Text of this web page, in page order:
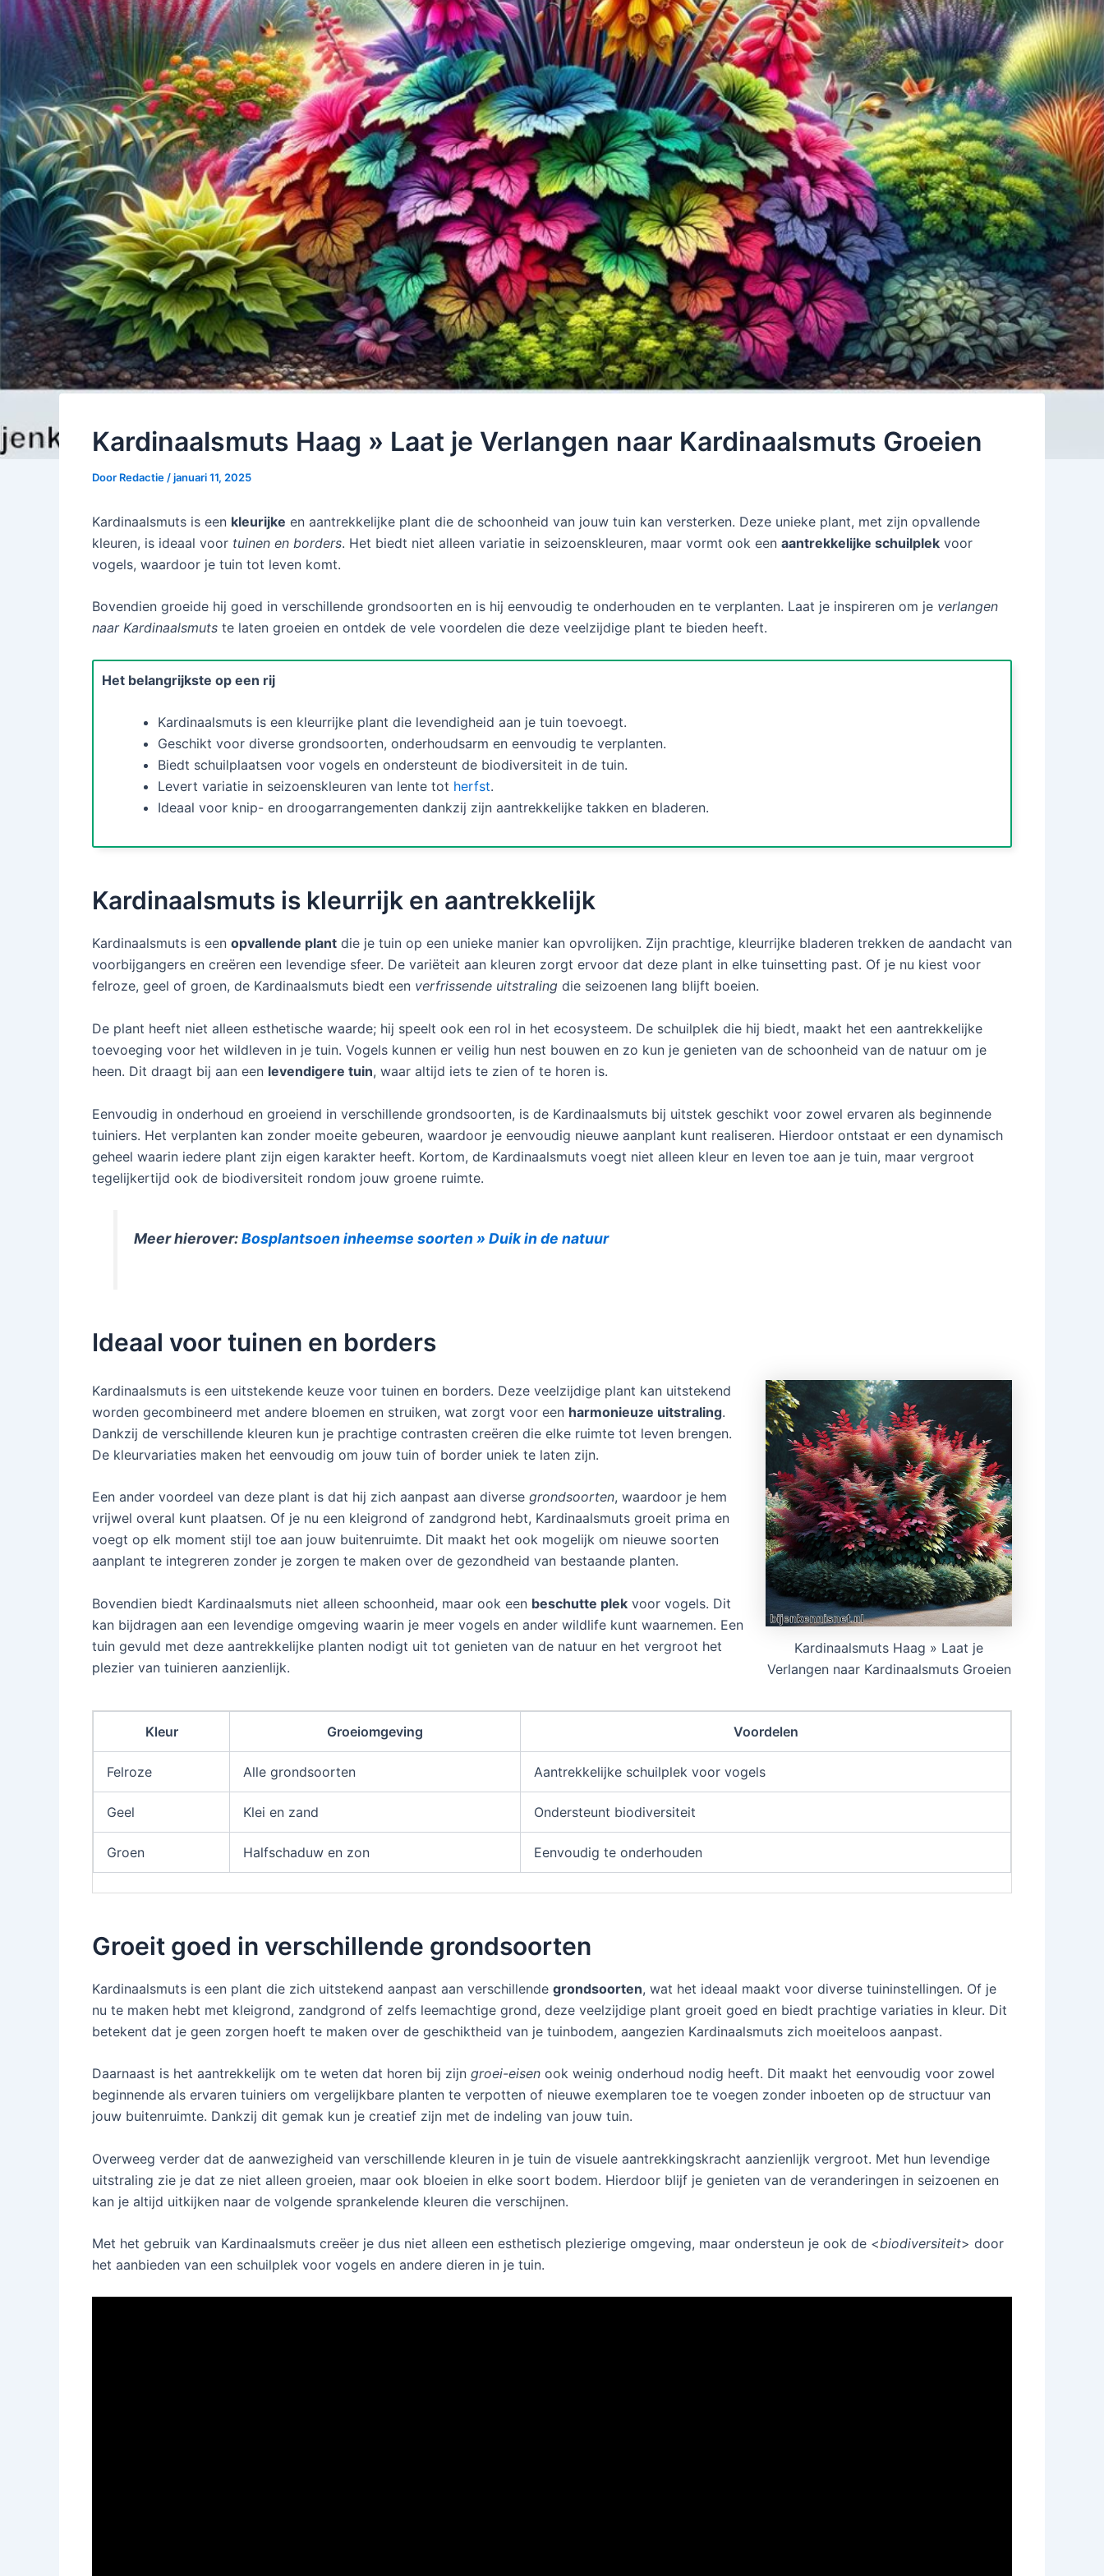
Kardinaalsmuts Haag » Laat je Verlangen naar Kardinaalsmuts Groeien
Door Redactie /januari 11, 2025
Kardinaalsmuts is een kleurijke en aantrekkelijke plant die de schoonheid van jouw tuin kan versterken. Deze unieke plant, met zijn opvallende
kleuren, is ideaal voor tuinen en borders. Het biedt niet alleen variatie in seizoenskleuren, maar vormt ook een aantrekkelijke schuilplek voor
vogels, waardoor je tuin tot leven komt.
Bovendien groeide hij goed in verschillende grondsoorten en is hij eenvoudig te onderhouden en te verplanten. Laat je inspireren om je verlangen
naar Kardinaalsmuts te laten groeien en ontdek de vele voordelen die deze veelzijdige plant te bieden heeft.
Het belangrijkste op een rij
Kardinaalsmuts is een kleurrijke plant die levendigheid aan je tuin toevoegt.
Geschikt voor diverse grondsoorten, onderhoudsarm en eenvoudig te verplanten.
Biedt schuilplaatsen voor vogels en ondersteunt de biodiversiteit in de tuin.
Levert variatie in seizoenskleuren van lente tot herfst.
Ideaal voor knip- en droogarrangementen dankzij zijn aantrekkelijke takken en bladeren.
Kardinaalsmuts is kleurrijk en aantrekkelijk
Kardinaalsmuts is een opvallende plant die je tuin op een unieke manier kan opvrolijken. Zijn prachtige, kleurrijke bladeren trekken de aandacht van
voorbijgangers en creëren een levendige sfeer. De variëteit aan kleuren zorgt ervoor dat deze plant in elke tuinsetting past. Of je nu kiest voor
felroze, geel of groen, de Kardinaalsmuts biedt een verfrissende uitstraling die seizoenen lang blijft boeien.
De plant heeft niet alleen esthetische waarde; hij speelt ook een rol in het ecosysteem. De schuilplek die hij biedt, maakt het een aantrekkelijke
toevoeging voor het wildleven in je tuin. Vogels kunnen er veilig hun nest bouwen en zo kun je genieten van de schoonheid van de natuur om je
heen. Dit draagt bij aan een levendigere tuin, waar altijd iets te zien of te horen is.
Eenvoudig in onderhoud en groeiend in verschillende grondsoorten, is de Kardinaalsmuts bij uitstek geschikt voor zowel ervaren als beginnende
tuiniers. Het verplanten kan zonder moeite gebeuren, waardoor je eenvoudig nieuwe aanplant kunt realiseren. Hierdoor ontstaat er een dynamisch
geheel waarin iedere plant zijn eigen karakter heeft. Kortom, de Kardinaalsmuts voegt niet alleen kleur en leven toe aan je tuin, maar vergroot
tegelijkertijd ook de biodiversiteit rondom jouw groene ruimte.
Meer hierover:Bosplantsoen inheemse soorten » Duik in de natuur
Ideaal voor tuinen en borders
Kardinaalsmuts Haag » Laat je
Verlangen naar Kardinaalsmuts Groeien
Kardinaalsmuts is een uitstekende keuze voor tuinen en borders. Deze veelzijdige plant kan uitstekend
worden gecombineerd met andere bloemen en struiken, wat zorgt voor een harmonieuze uitstraling.
Dankzij de verschillende kleuren kun je prachtige contrasten creëren die elke ruimte tot leven brengen.
De kleurvariaties maken het eenvoudig om jouw tuin of border uniek te laten zijn.
Een ander voordeel van deze plant is dat hij zich aanpast aan diverse grondsoorten, waardoor je hem
vrijwel overal kunt plaatsen. Of je nu een kleigrond of zandgrond hebt, Kardinaalsmuts groeit prima en
voegt op elk moment stijl toe aan jouw buitenruimte. Dit maakt het ook mogelijk om nieuwe soorten
aanplant te integreren zonder je zorgen te maken over de gezondheid van bestaande planten.
Bovendien biedt Kardinaalsmuts niet alleen schoonheid, maar ook een beschutte plek voor vogels. Dit
kan bijdragen aan een levendige omgeving waarin je meer vogels en ander wildlife kunt waarnemen. Een
tuin gevuld met deze aantrekkelijke planten nodigt uit tot genieten van de natuur en het vergroot het
plezier van tuinieren aanzienlijk.
Kleur Groeiomgeving Voordelen
Felroze Alle grondsoorten Aantrekkelijke schuilplek voor vogels
Geel Klei en zand Ondersteunt biodiversiteit
Groen Halfschaduw en zon Eenvoudig te onderhouden
Groeit goed in verschillende grondsoorten
Kardinaalsmuts is een plant die zich uitstekend aanpast aan verschillende grondsoorten, wat het ideaal maakt voor diverse tuininstellingen. Of je
nu te maken hebt met kleigrond, zandgrond of zelfs leemachtige grond, deze veelzijdige plant groeit goed en biedt prachtige variaties in kleur. Dit
betekent dat je geen zorgen hoeft te maken over de geschiktheid van je tuinbodem, aangezien Kardinaalsmuts zich moeiteloos aanpast.
Daarnaast is het aantrekkelijk om te weten dat horen bij zijn groei-eisen ook weinig onderhoud nodig heeft. Dit maakt het eenvoudig voor zowel
beginnende als ervaren tuiniers om vergelijkbare planten te verpotten of nieuwe exemplaren toe te voegen zonder inboeten op de structuur van
jouw buitenruimte. Dankzij dit gemak kun je creatief zijn met de indeling van jouw tuin.
Overweeg verder dat de aanwezigheid van verschillende kleuren in je tuin de visuele aantrekkingskracht aanzienlijk vergroot. Met hun levendige
uitstraling zie je dat ze niet alleen groeien, maar ook bloeien in elke soort bodem. Hierdoor blijf je genieten van de veranderingen in seizoenen en
kan je altijd uitkijken naar de volgende sprankelende kleuren die verschijnen.
Met het gebruik van Kardinaalsmuts creëer je dus niet alleen een esthetisch plezierige omgeving, maar ondersteun je ook de <biodiversiteit> door
het aanbieden van een schuilplek voor vogels en andere dieren in je tuin.